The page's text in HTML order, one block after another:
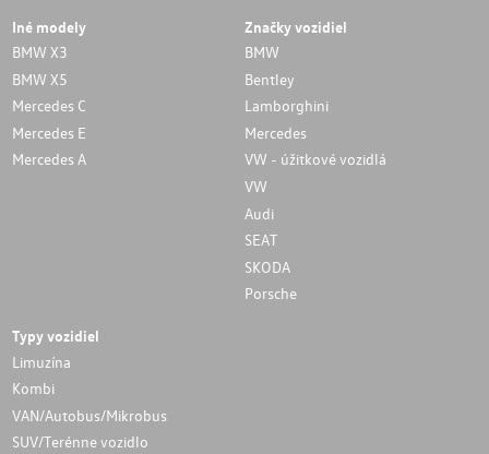
Iné modely
BMW X3
BMW X5
Mercedes C
Mercedes E
Mercedes A
Značky vozidiel
BMW
Bentley
Lamborghini
Mercedes
VW - úžitkové vozidlá
VW
Audi
SEAT
SKODA
Porsche
Typy vozidiel
Limuzína
Kombi
VAN/Autobus/Mikrobus
SUV/Terénne vozidlo